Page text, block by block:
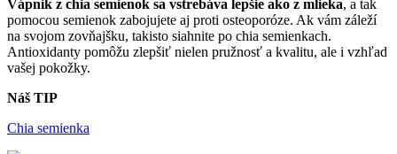
Vápnik z chia semienok sa vstrebáva lepšie ako z mlieka, a tak
pomocou semienok zabojujete aj proti osteoporóze. Ak vám záleží
na svojom zovňajšku, takisto siahnite po chia semienkach.
Antioxidanty pomôžu zlepšiť nielen pružnosť a kvalitu, ale i vzhľad
vašej pokožky.
Náš TIP
Chia semienka